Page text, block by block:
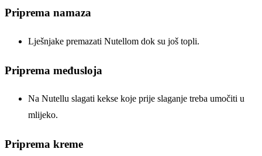
Priprema namaza
Lješnjake premazati Nutellom dok su još topli.
Priprema međusloja
Na Nutellu slagati kekse koje prije slaganje treba umočiti u
mlijeko.
Priprema kreme